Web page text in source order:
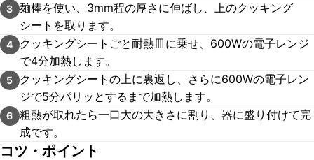
3 麺棒を使い、3mm程の厚さに伸ばし、上のクッキング
シートを取ります。
4
クッキングシートごと耐熱皿に乗せ、600Wの電子レンジ
で4分加熱します。
5
クッキングシートの上に裏返し、さらに600Wの電子レン
ジで5分パリッとするまで加熱します。
6 粗熱が取れたら一口大の大きさに割り、器に盛り付けて完
成です。
コツ・ポイント